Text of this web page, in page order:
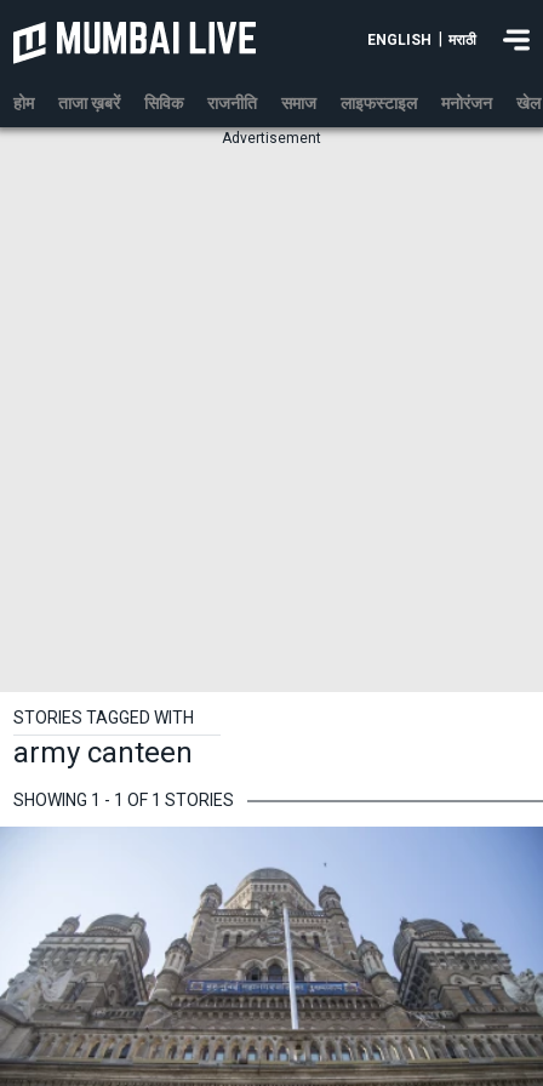
ENGLISH मराठी
होम ताजा ख़बरें सिविक राजनीति समाज लाइफस्टाइल मनोरंजन खेल
Advertisement
STORIES TAGGED WITH
army canteen
SHOWING 1 - 1 OF 1 STORIES